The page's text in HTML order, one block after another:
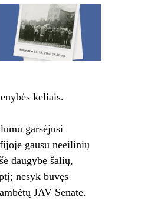
keliais.
garsėjusi
gausu neeilinių
daugybę šalių,
nesyk buvęs
JAV Senate.